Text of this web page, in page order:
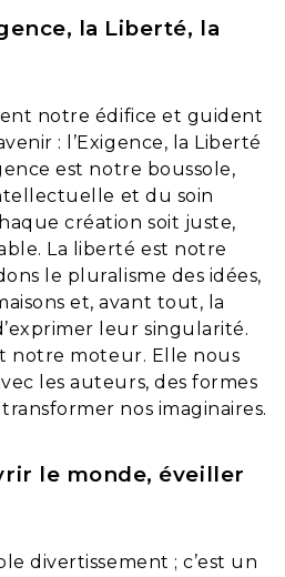
la Liberté, la
notre édifice et guident
: l’Exigence, la Liberté
est notre boussole,
et du soin
création soit juste,
La liberté est notre
le pluralisme des idées,
et, avant tout, la
leur singularité.
notre moteur. Elle nous
les auteurs, des formes
nos imaginaires.
le monde, éveiller
divertissement ; c’est un